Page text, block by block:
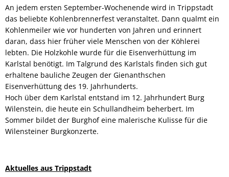
An jedem ersten September-Wochenende wird in Trippstadt
das beliebte Kohlenbrennerfest veranstaltet. Dann qualmt ein
Kohlenmeiler wie vor hunderten von Jahren und erinnert
daran, dass hier früher viele Menschen von der Köhlerei
lebten. Die Holzkohle wurde für die Eisenverhüttung im
Karlstal benötigt. Im Talgrund des Karlstals finden sich gut
erhaltene bauliche Zeugen der Gienanthschen
Eisenverhüttung des 19. Jahrhunderts.
Hoch über dem Karlstal entstand im 12. Jahrhundert Burg
Wilenstein, die heute ein Schullandheim beherbert. Im
Sommer bildet der Burghof eine malerische Kulisse für die
Wilensteiner Burgkonzerte.
Aktuelles aus Trippstadt